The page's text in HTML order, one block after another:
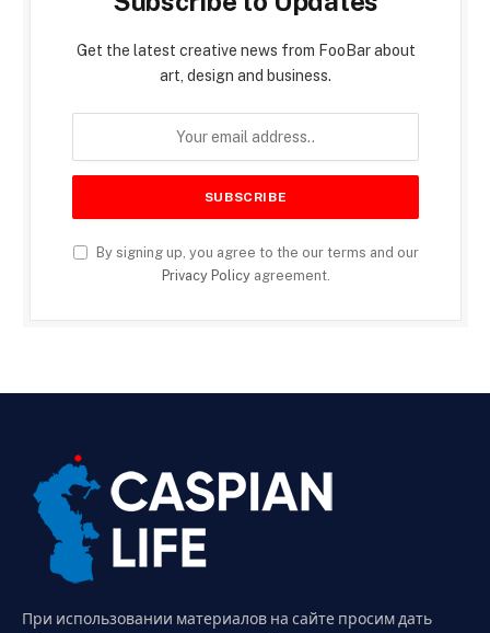
Get the latest creative news from FooBar about
art, design and business.
By signing up, you agree to the our terms and our
Privacy Policyagreement.
При использовании материалов на сайте просим дать